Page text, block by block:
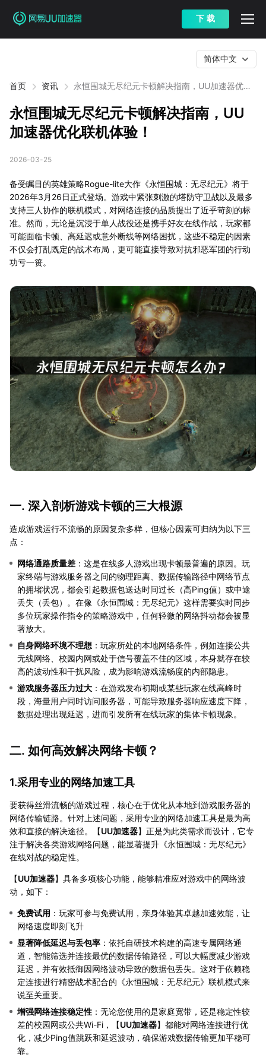
下 载
首页 资讯
永恒围城无尽纪元卡顿解决指南，UU加速器优化
简体中文
永恒围城无尽纪元卡顿解决指南，UU
加速器优化联机体验！
2026-03-25
备受瞩目的英雄策略Rogue-lite大作《永恒围城：无尽纪元》将于
2026年3月26日正式登场。游戏中紧张刺激的塔防守卫战以及最多
支持三人协作的联机模式，对网络连接的品质提出了近乎苛刻的标
准。然而，无论是沉浸于单人战役还是携手好友在线作战，玩家都
可能面临卡顿、高延迟或意外断线等网络困扰，这些不稳定的因素
不仅会打乱既定的战术布局，更可能直接导致对抗邪恶军团的行动
功亏一篑。
一. 深入剖析游戏卡顿的三大根源
造成游戏运行不流畅的原因复杂多样，但核心因素可归纳为以下三
点：
网络通路质量差 ：这是在线多人游戏出现卡顿最普遍的原因。玩
家终端与游戏服务器之间的物理距离、数据传输路径中网络节点
的拥堵状况，都会引起数据包送达时间过长（高Ping值）或中途
丢失（丢包）。在像《永恒围城：无尽纪元》这样需要实时同步
多位玩家操作指令的策略游戏中，任何轻微的网络抖动都会被显
著放大。
自身网络环境不理想 ：玩家所处的本地网络条件，例如连接公共
无线网络、校园内网或处于信号覆盖不佳的区域，本身就存在较
高的波动性和干扰风险，成为影响游戏流畅度的内部隐患。
游戏服务器压力过大 ：在游戏发布初期或某些玩家在线高峰时
段，海量用户同时访问服务器，可能导致服务器响应速度下降，
数据处理出现延迟，进而引发所有在线玩家的集体卡顿现象。
二. 如何高效解决网络卡顿？
1.采用专业的网络加速工具
要获得丝滑流畅的游戏过程，核心在于优化从本地到游戏服务器的
网络传输链路。针对上述问题，采用专业的网络加速工具是最为高
效和直接的解决途径。【UU加速器】正是为此类需求而设计，它专
注于解决各类游戏网络问题，能显著提升《永恒围城：无尽纪元》
在线对战的稳定性。
【UU加速器】具备多项核心功能，能够精准应对游戏中的网络波
动，如下：
免费试用 ：玩家可参与免费试用，亲身体验其卓越加速效能，让
网络速度即刻飞升
显著降低延迟与丢包率 ：依托自研技术构建的高速专属网络通
道，智能筛选并连接最优的数据传输路径，可以大幅度减少游戏
延迟，并有效抵御因网络波动导致的数据包丢失。这对于依赖稳
定连接进行精密战术配合的《永恒围城：无尽纪元》联机模式来
说至关重要。
增强网络连接稳定性 ：无论您使用的是家庭宽带，还是稳定性较
差的校园网或公共Wi-Fi，【UU加速器】都能对网络连接进行优
化，减少Ping值跳跃和延迟波动，确保游戏数据传输更加平稳可
靠。